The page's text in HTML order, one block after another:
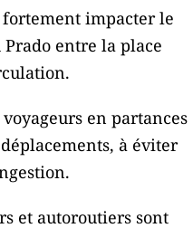
fortement impacter le
entre la place
en partances
à éviter
et autoroutiers sont